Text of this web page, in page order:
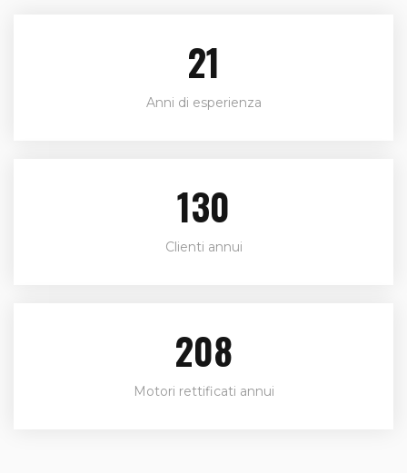
24
Anni di esperienza
150
Clienti annui
240
Motori rettificati annui